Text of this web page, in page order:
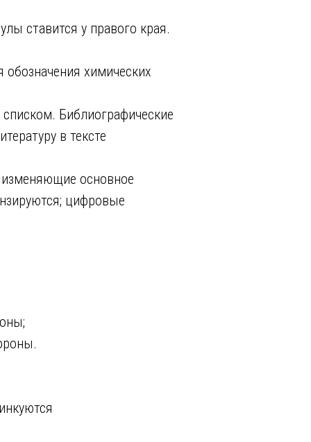
ставится у правого края.
химических
Библиографические
в тексте
изменяющие основное
цифровые